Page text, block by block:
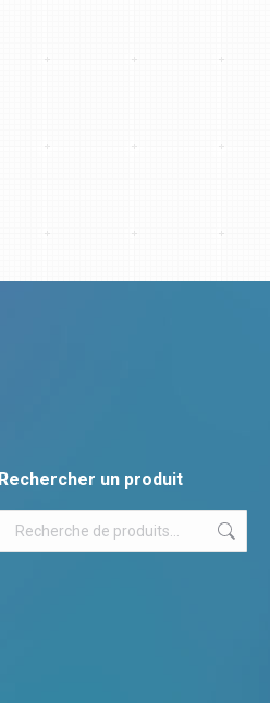
Rechercher un produit